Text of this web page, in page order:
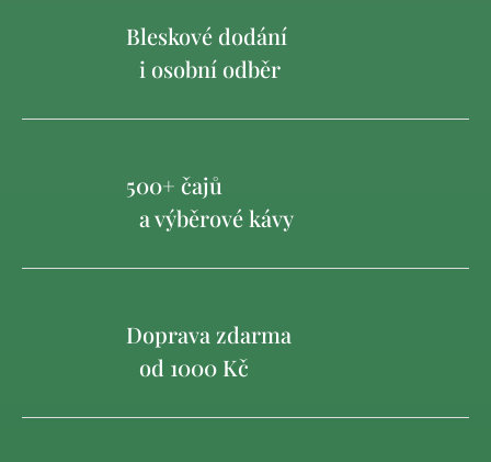
Bleskové dodání
i osobní odběr
500+ čajů
a výběrové kávy
Doprava zdarma
od 1000 Kč